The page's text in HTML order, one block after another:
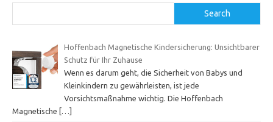
Search
Hoffenbach Magnetische Kindersicherung: Unsichtbarer
Schutz für Ihr Zuhause
Wenn es darum geht, die Sicherheit von Babys und
Kleinkindern zu gewährleisten, ist jede
Vorsichtsmaßnahme wichtig. Die Hoffenbach
Magnetische
[…]